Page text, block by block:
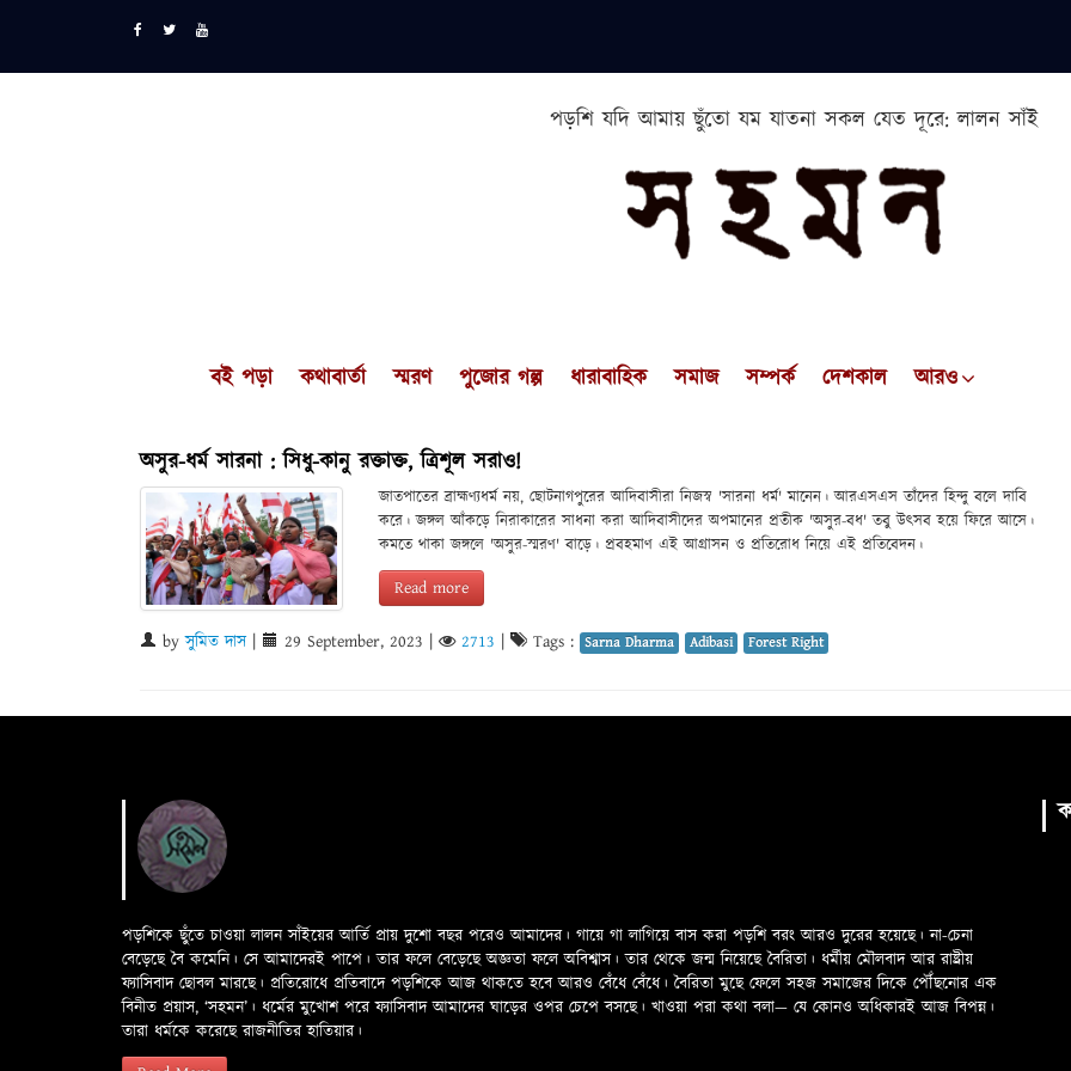
পড়শি যদি আমায় ছুঁতো যম যাতনা সকল যেত দূরে: লালন সাঁই
বই পড়া কথাবার্তা স্মরণ পুজোর গল্প ধারাবাহিক সমাজ সম্পর্ক দেশকাল আরও
অসুর-ধর্ম সারনা : সিধু-কানু রক্তাক্ত, ত্রিশূল সরাও!
জাতপাতের ব্রাহ্মণ্যধর্ম নয়, ছোটনাগপুরের আদিবাসীরা নিজস্ব 'সারনা ধর্ম' মানেন। আরএসএস তাঁদের হিন্দু বলে দাবি
করে। জঙ্গল আঁকড়ে নিরাকারের সাধনা করা আদিবাসীদের অপমানের প্রতীক 'অসুর-বধ' তবু উৎসব হয়ে ফিরে আসে।
কমতে থাকা জঙ্গলে 'অসুর-স্মরণ' বাড়ে। প্রবহমাণ এই আগ্রাসন ও প্রতিরোধ নিয়ে এই প্রতিবেদন।
Read more
byসুমিত দাস| 29 September, 2023 2713 Tags : Sarna Dharma Adibasi Forest Right
পড়শিকে ছুঁতে চাওয়া লালন সাঁইয়ের আর্তি প্রায় দুশো বছর পরেও আমাদের। গায়ে গা লাগিয়ে বাস করা পড়শি বরং আরও দুরের হয়েছে। না-চেনা
বেড়েছে বৈ কমেনি। সে আমাদেরই পাপে। তার ফলে বেড়েছে অজ্ঞতা ফলে অবিশ্বাস। তার থেকে জন্ম নিয়েছে বৈরিতা। ধর্মীয় মৌলবাদ আর রাষ্ট্রীয়
ফ্যাসিবাদ ছোবল মারছে। প্রতিরোধে প্রতিবাদে পড়শিকে আজ থাকতে হবে আরও বেঁধে বেঁধে। বৈরিতা মুছে ফেলে সহজ সমাজের দিকে পৌঁছনোর এক
বিনীত প্রয়াস, ‘সহমন’। ধর্মের মুখোশ পরে ফ্যাসিবাদ আমাদের ঘাড়ের ওপর চেপে বসছে। খাওয়া পরা কথা বলা—­­ যে কোনও অধিকারই আজ বিপন্ন।
তারা ধর্মকে করেছে রাজনীতির হাতিয়ার।